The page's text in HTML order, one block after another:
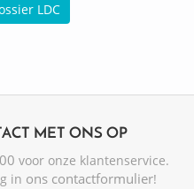
LDC
MET ONS OP
voor onze klantenservice.
in ons contactformulier!